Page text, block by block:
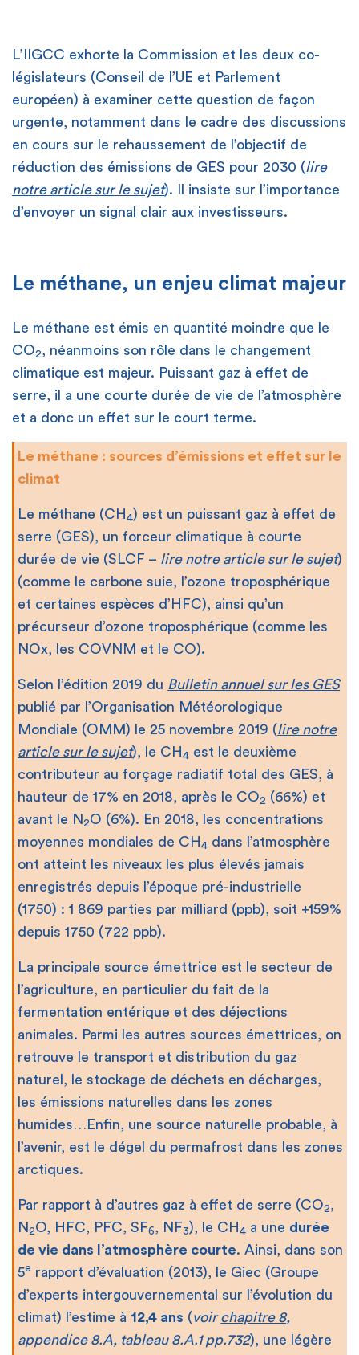
L’IIGCC exhorte la Commission et les deux co-
législateurs (Conseil de l’UE et Parlement
européen) à examiner cette question de façon
urgente, notamment dans le cadre des discussions
en cours sur le rehaussement de l’objectif de
réduction des émissions de GES pour 2030 (lire
notre article sur le sujet). Il insiste sur l’importance
d’envoyer un signal clair aux investisseurs.
Le méthane, un enjeu climat majeur
Le méthane est émis en quantité moindre que le
CO2
, néanmoins son rôle dans le changement
climatique est majeur. Puissant gaz à effet de
serre, il a une courte durée de vie de l’atmosphère
et a donc un effet sur le court terme.
Le méthane : sources d’émissions et effet sur le
climat
Le méthane (CH 4) est un puissant gaz à effet de
serre (GES), un forceur climatique à courte
durée de vie (SLCF – lire notre article sur le sujet)
(comme le carbone suie, l’ozone troposphérique
et certaines espèces d’HFC), ainsi qu’un
précurseur d’ozone troposphérique (comme les
NOx, les COVNM et le CO).
Selon l’édition 2019 du Bulletin annuel sur les GES
publié par l’Organisation Météorologique
Mondiale (OMM) le 25 novembre 2019 (lire notre
article sur le sujet), le CH 4 est le deuxième
contributeur au forçage radiatif total des GES, à
hauteur de 17% en 2018, après le CO2 (66%) et
avant le N2O (6%). En 2018, les concentrations
moyennes mondiales de CH 4 dans l’atmosphère
ont atteint les niveaux les plus élevés jamais
enregistrés depuis l’époque pré-industrielle
(1750) : 1 869 parties par milliard (ppb), soit +159%
depuis 1750 (722 ppb).
La principale source émettrice est le secteur de
l’agriculture, en particulier du fait de la
fermentation entérique et des déjections
animales. Parmi les autres sources émettrices, on
retrouve le transport et distribution du gaz
naturel, le stockage de déchets en décharges,
les émissions naturelles dans les zones
humides…Enfin, une source naturelle probable, à
l’avenir, est le dégel du permafrost dans les zones
arctiques.
Par rapport à d’autres gaz à effet de serre (CO2,
N2O, HFC, PFC, SF6, NF3), le CH 4 a une durée
de vie dans l’atmosphère courte. Ainsi, dans son
5e rapport d’évaluation (2013), le Giec (Groupe
d’experts intergouvernemental sur l’évolution du
climat) l’estime à 12,4 ans (voirchapitre 8,
appendice 8.A, tableau 8.A.1 pp.732), une légère